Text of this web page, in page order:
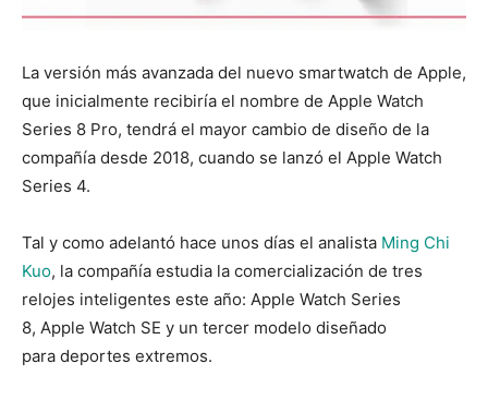
La versión más avanzada del nuevo smartwatch de Apple,
que inicialmente recibiría el nombre de Apple Watch
Series 8 Pro, tendrá el mayor cambio de diseño de la
compañía desde 2018, cuando se lanzó el Apple Watch
Series 4.
Tal y como adelantó hace unos días el analista Ming Chi
Kuo, la compañía estudia la comercialización de tres
relojes inteligentes este año: Apple Watch Series
8, Apple Watch SE y un tercer modelo diseñado
para deportes extremos.